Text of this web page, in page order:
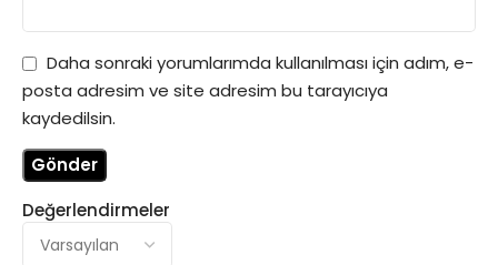
Değerlendirmeler
Daha sonraki yorumlarımda kullanılması için adım, e-
posta adresim ve site adresim bu tarayıcıya
kaydedilsin.